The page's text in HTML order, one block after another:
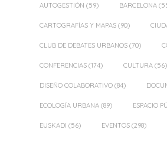
AUTOGESTIÓN (59) BARCELONA
CARTOGRAFÍAS Y MAPAS (90)
CLUB DE DEBATES URBANOS (70)
CONFERENCIAS (174) CULTURA (56)
DISEÑO COLABORATIVO (84)
ECOLOGÍA URBANA (89) ESPACIO
EUSKADI (56) EVENTOS (298)